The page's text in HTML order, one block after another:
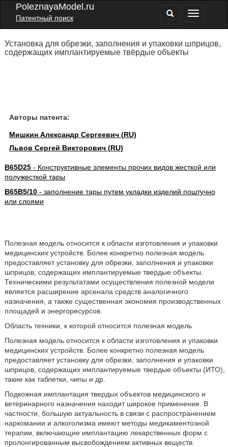
PoleznayaModel.ru
Патентный поиск
Установка для обрезки, заполнения и упаковки шприцов,
содержащих имплантируемые твёрдые объекты
Авторы патента:
Мишкин Александр Сергеевич (RU)
Львов Сергей Викторович (RU)
B65D25- Конструктивные элементы прочих видов жесткой или
полужесткой тары
B65B5/10- заполнение тары путем укладки изделий поштучно
или слоями
Полезная модель относится к области изготовления и упаковки
медицинских устройств. Более конкретно полезная модель
предоставляет установку для обрезки, заполнения и упаковки
шприцов, содержащих имплантируемые твердые объекты.
Техническими результатами осуществления полезной модели
является расширение арсенала средств аналогичного
назначения, а также существенная экономия производственных
площадей и энергоресурсов.
Область техники, к которой относится полезная модель
Полезная модель относится к области изготовления и упаковки
медицинских устройств. Более конкретно полезная модель
предоставляет установку для обрезки, заполнения и упаковки
шприцов, содержащих имплантируемые твердые объекты (ИТО),
такие как таблетки, чипы и др.
Подкожная имплантация твердых объектов медицинского и
ветеринарного назначения находит широкое применение. В
частности, большую актуальность в связи с распространением
наркомании и алкоголизма имеют методы медикаментозной
терапии, включающие имплантацию лекарственных форм с
пролонгированным высвобождением активных веществ.